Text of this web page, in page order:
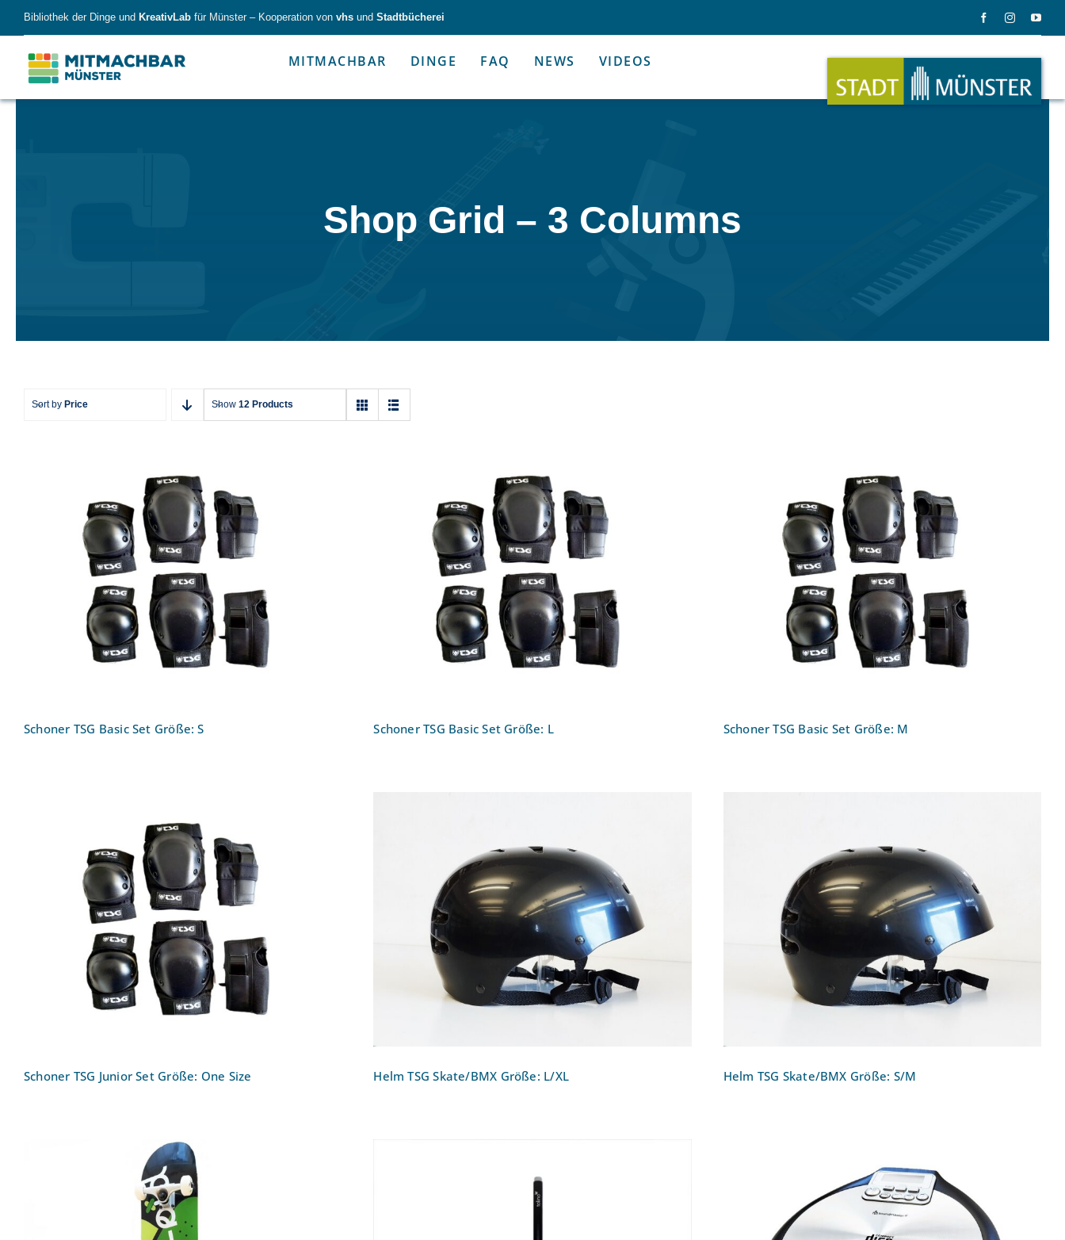
content
Bibliothek der Dinge und KreativLab für Münster – Kooperation von vhs und Stadtbücherei
MITMACHBAR DINGE
Forschen
Alles für kleine & große Entdecker.
Werkzeug & Alltagshelfer
Nimm die Dinge selbst in die Hand.
Medien & Kommunikation
Kommunikative Gimmicks & coole Gadgets
Musik
Alles zum Tasten, Zupfen, Schlagen.
FAQ NEWS VIDEOS
Shop Grid – 3 Columns
Sort by Price Show 12 Products
Schoner TSG Basic Set Größe: S
Schoner TSG Basic Set Größe: S
Schoner TSG Basic Set Größe: L
Schoner TSG Basic Set Größe: L
Schoner TSG Basic Set Größe: M
Schoner TSG Basic Set Größe: M
Schoner TSG Junior Set Größe: One Size
Schoner TSG Junior Set Größe: One Size
Helm TSG Skate/BMX Größe: L/XL
Helm TSG Skate/BMX Größe: L/XL
Helm TSG Skate/BMX Größe: S/M
Helm TSG Skate/BMX Größe: S/M